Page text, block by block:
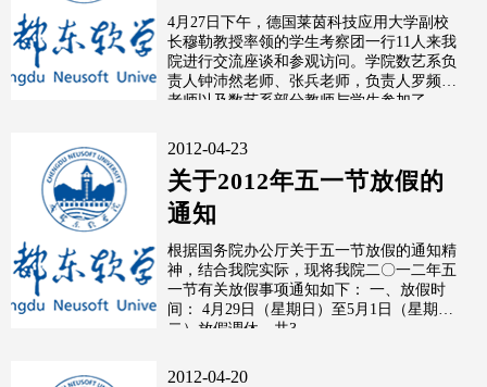
4月27日下午，德国莱茵科技应用大学副校
长穆勒教授率领的学生考察团一行11人来我
院进行交流座谈和参观访问。学院数艺系负
责人钟沛然老师、张兵老师，负责人罗频杰
老师以及数艺系部分教师与学生参加了
2012-04-23
关于2012年五一节放假的
通知
根据国务院办公厅关于五一节放假的通知精
神，结合我院实际，现将我院二〇一二年五
一节有关放假事项通知如下： 一、放假时
间： 4月29日（星期日）至5月1日（星期
二）放假调休，共3
2012-04-20